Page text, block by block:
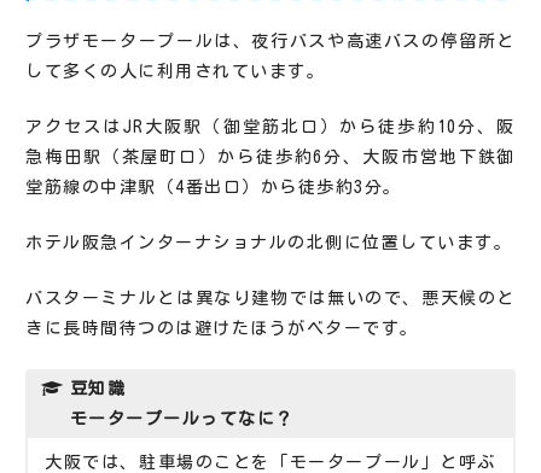
プラザモータープールは、夜行バスや高速バスの停留所と
して多くの人に利用されています。
アクセスはJR大阪駅（御堂筋北口）から徒歩約10分、阪
急梅田駅（茶屋町口）から徒歩約6分、大阪市営地下鉄御
堂筋線の中津駅（4番出口）から徒歩約3分。
ホテル阪急インターナショナルの北側に位置しています。
バスターミナルとは異なり建物では無いので、悪天候のと
きに長時間待つのは避けたほうがベターです。
豆知識
モータープールってなに？
大阪では、駐車場のことを「モータープール」と呼ぶ